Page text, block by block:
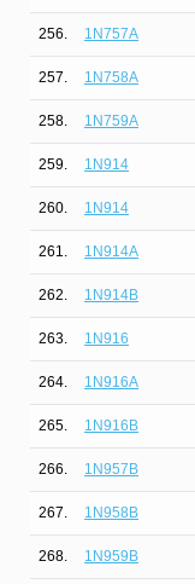
256. 1N757A
257. 1N758A
258. 1N759A
259. 1N914
260. 1N914
261. 1N914A
262. 1N914B
263. 1N916
264. 1N916A
265. 1N916B
266. 1N957B
267. 1N958B
268. 1N959B